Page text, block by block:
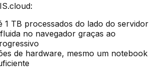
1 TB processados do lado do servidor
no navegador graças ao
de hardware, mesmo um notebook